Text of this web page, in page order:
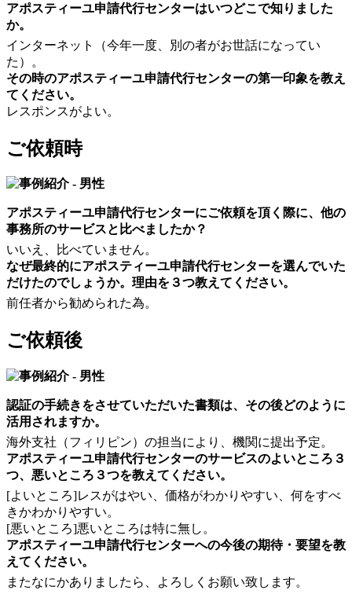
アポスティーユ申請代行センターはいつどこで知りました
か。
インターネット（今年一度、別の者がお世話になってい
た）。
その時のアポスティーユ申請代行センターの第一印象を教え
てください。
レスポンスがよい。
ご依頼時
アポスティーユ申請代行センターにご依頼を頂く際に、他の
事務所のサービスと比べましたか？
いいえ、比べていません。
なぜ最終的にアポスティーユ申請代行センターを選んでいた
だけたのでしょうか。理由を３つ教えてください。
前任者から勧められた為。
ご依頼後
認証の手続きをさせていただいた書類は、その後どのように
活用されますか。
海外支社（フィリピン）の担当により、機関に提出予定。
アポスティーユ申請代行センターのサービスのよいところ３
つ、悪いところ３つを教えてください。
[よいところ]レスがはやい、価格がわかりやすい、何をすべ
きかわかりやすい。
[悪いところ]悪いところは特に無し。
アポスティーユ申請代行センターへの今後の期待・要望を教
えてください。
またなにかありましたら、よろしくお願い致します。